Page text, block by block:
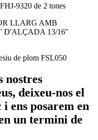
nostres
deixeu-nos el
ens posarem en
un termini de